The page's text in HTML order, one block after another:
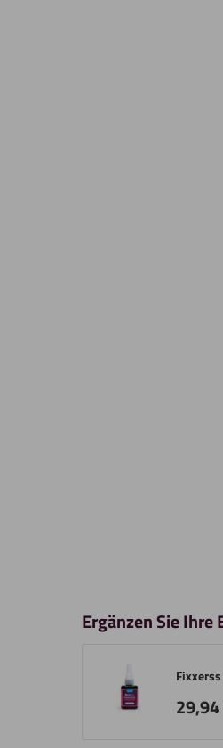
Ergänzen Sie Ihre
29,94